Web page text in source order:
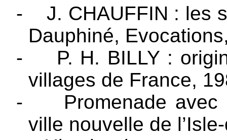
-
J. CHAUFFIN : les
Dauphiné,
-
P. H. BILLY :
villages de France,
-
Promenade
ville nouvelle de